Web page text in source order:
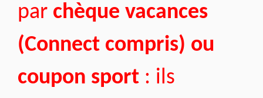
par chèque vacances
(Connect compris) ou
coupon sport : ils